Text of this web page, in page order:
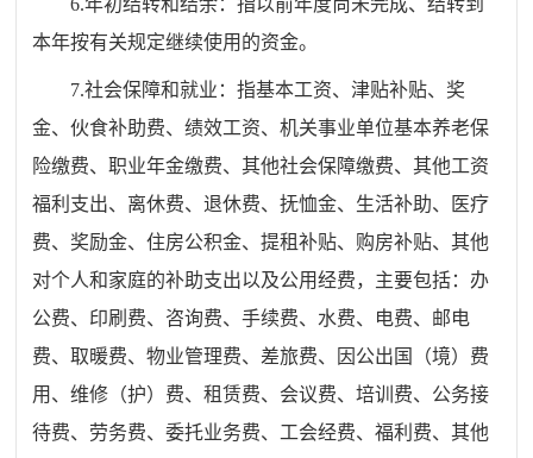
本年按有关规定继续使用的资金。
7.社会保障和就业：指基本工资、津贴补贴、奖
金、伙食补助费、绩效工资、机关事业单位基本养老保
险缴费、职业年金缴费、其他社会保障缴费、其他工资
福利支出、离休费、退休费、抚恤金、生活补助、医疗
费、奖励金、住房公积金、提租补贴、购房补贴、其他
对个人和家庭的补助支出以及公用经费，主要包括：办
公费、印刷费、咨询费、手续费、水费、电费、邮电
费、取暖费、物业管理费、差旅费、因公出国（境）费
用、维修（护）费、租赁费、会议费、培训费、公务接
待费、劳务费、委托业务费、工会经费、福利费、其他